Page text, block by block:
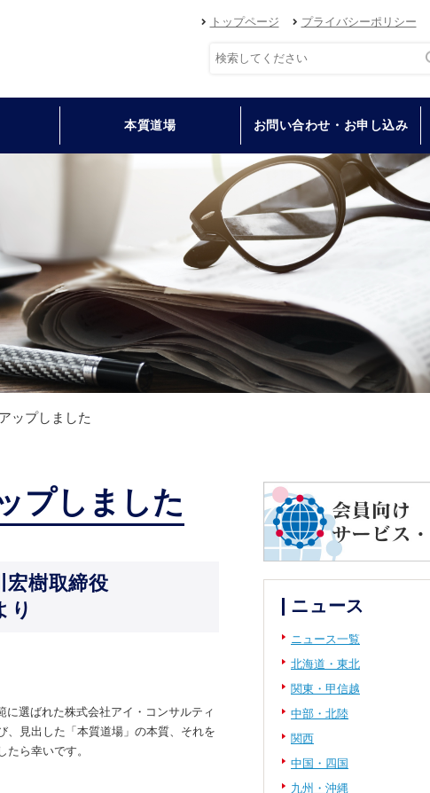
トップページ プライバシーポリシー
本質道場 お問い合わせ・お申し込み
ップしました
プしました
宏樹取締役
り
選ばれた株式会社アイ・コンサルティ
、見出した「本質道場」の本質、それを
ら幸いです。
ニュース
ニュース一覧
北海道・東北
関東・甲信越
中部・北陸
関西
中国・四国
九州・沖縄